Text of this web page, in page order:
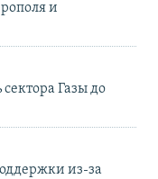
и
Газы до
из-за